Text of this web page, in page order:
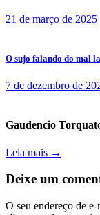
21 de março de 2025
O sujo falando do mal
7 de dezembro de
Gaudencio
Leia mais →
Deixe um
O seu endereço de